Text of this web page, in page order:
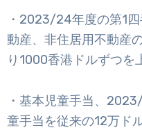
・2023/24年度の第1
動産、非住居用不動産
り1000香港ドルずつを
・基本児童手当、
童手当を従来の12万ド